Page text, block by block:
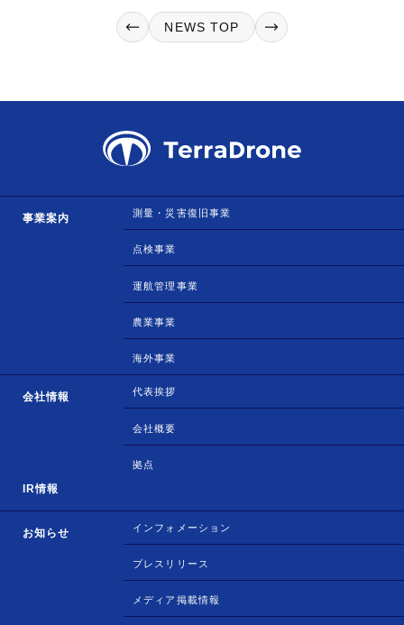
NEWS TOP
事業案内 測量・災害復旧事業
点検事業
運航管理事業
農業事業
海外事業
会社情報 代表挨拶
会社概要
拠点
IR情報
お知らせ インフォメーション
プレスリリース
メディア掲載情報